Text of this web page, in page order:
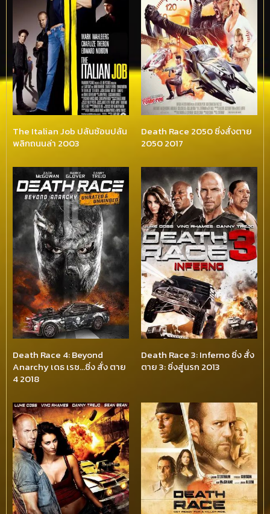
The Italian Job ปล้นซ้อนปล้น
พลิกถนนล่า 2003
Death Race 2050 ซิ่งสั่งตาย
2050 2017
Death Race 4: Beyond
Anarchy เดธ เรซ…ซิ่ง สั่ง ตาย
4 2018
Death Race 3: Inferno ซิ่ง สั่ง
ตาย 3: ซิ่งสู่นรก 2013